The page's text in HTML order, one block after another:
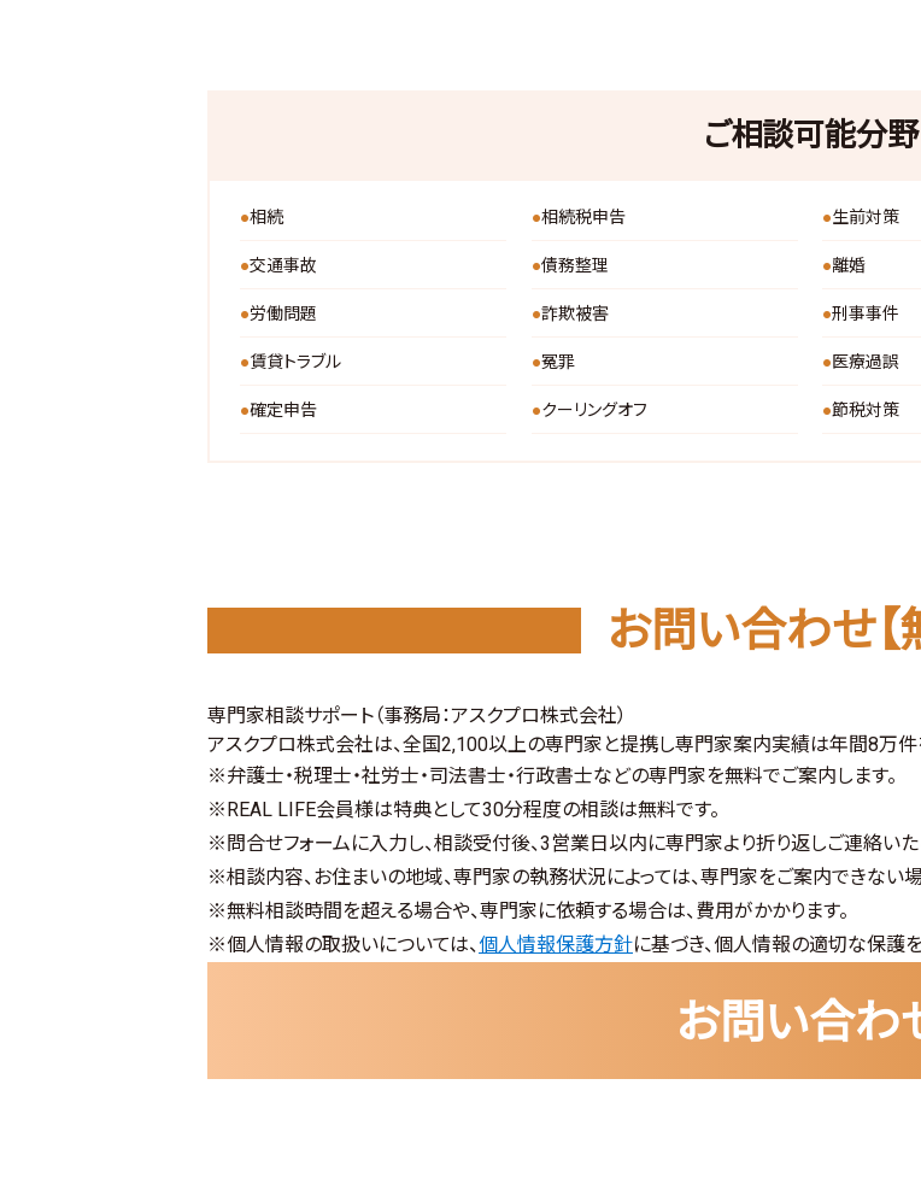
ご相談可能分野
相続 相続税申告 生前対策
交通事故 債務整理 離婚
労働問題 詐欺被害 刑事事件
賃貸トラブル 冤罪 医療過誤
確定申告 クーリングオフ 節税対策
お問い合わせ【
専門家相談サポート （事務局：アスクプロ株式会社）
アスクプロ株式会社は、全国2,100以上の専門家と提携し専門家案内実績は年間8万件
※弁護士・税理士・社労士・司法書士・行政書士などの専門家を無料でご案内します。
※REAL LIFE会員様は特典として30分程度の相談は無料です。
※問合せフォームに入力し、相談受付後、3営業日以内に専門家より折り返しご連絡いた
※相談内容、お住まいの地域、専門家の執務状況によっては、専門家をご案内できない場
※無料相談時間を超える場合や、専門家に依頼する場合は、費用がかかります。
※個人情報の取扱いについては、個人情報保護方針に基づき、個人情報の適切な保護を
お問い合わ